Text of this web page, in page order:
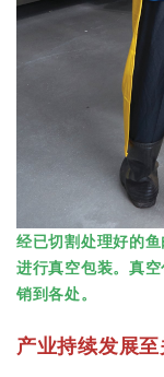
经已切割处理好的
进行真空包装。真
销到各处。
产业持续发展至